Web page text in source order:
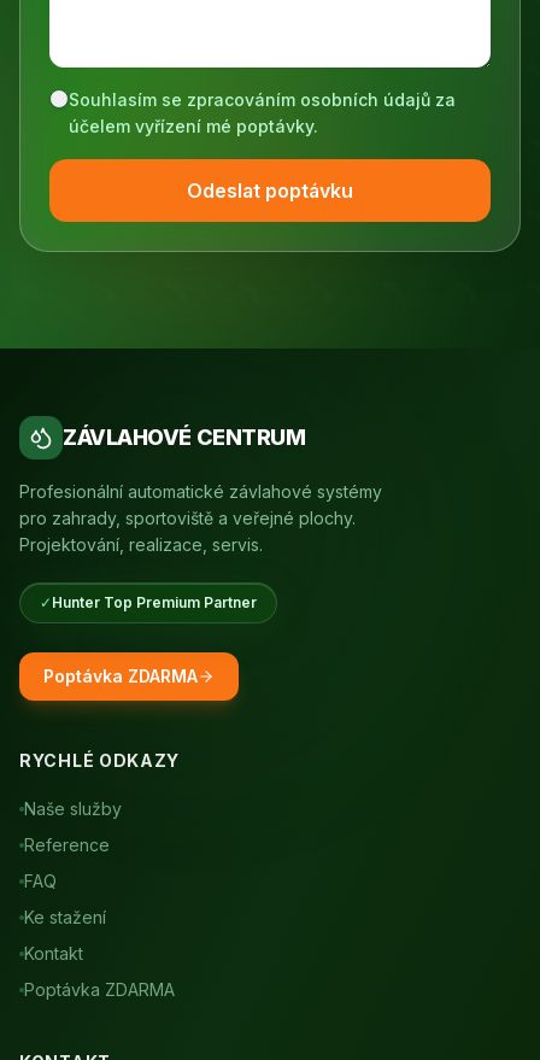
Souhlasím se zpracováním osobních údajů za
účelem vyřízení mé poptávky.
Odeslat poptávku
ZÁVLAHOVÉ CENTRUM
Profesionální automatické závlahové systémy
pro zahrady, sportoviště a veřejné plochy.
Projektování, realizace, servis.
✓ Hunter Top Premium Partner
Poptávka ZDARMA
RYCHLÉ ODKAZY
Naše služby
Reference
FAQ
Ke stažení
Kontakt
Poptávka ZDARMA